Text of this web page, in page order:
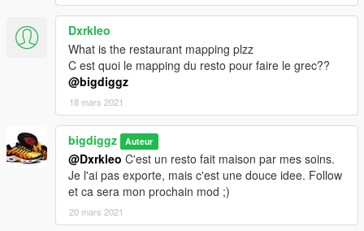
Dxrkleo
What is the restaurant mapping plzz
C est quoi le mapping du resto pour faire le grec??
@bigdiggz
18 mars 2021
bigdiggz Auteur
@Dxrkleo C'est un resto fait maison par mes soins.
Je l'ai pas exporte, mais c'est une douce idee. Follow
et ca sera mon prochain mod ;)
20 mars 2021